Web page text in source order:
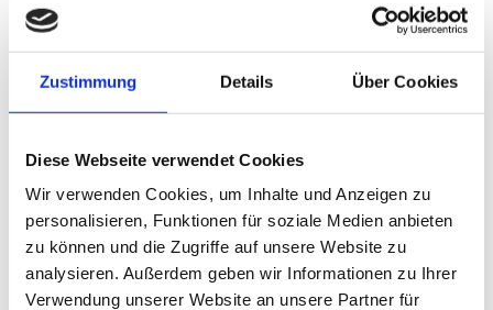
Zustimmung Details Über Cookies
Diese Webseite verwendet Cookies
Wir verwenden Cookies, um Inhalte und Anzeigen zu
personalisieren, Funktionen für soziale Medien anbieten
zu können und die Zugriffe auf unsere Website zu
analysieren. Außerdem geben wir Informationen zu Ihrer
Verwendung unserer Website an unsere Partner für